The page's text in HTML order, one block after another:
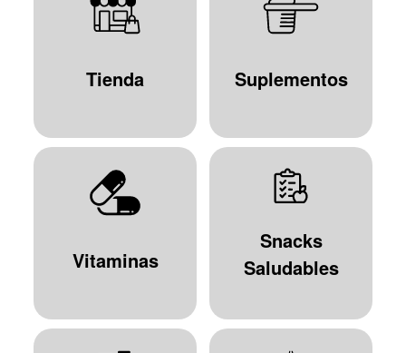
Tienda Suplementos
Vitaminas
Snacks
Saludables